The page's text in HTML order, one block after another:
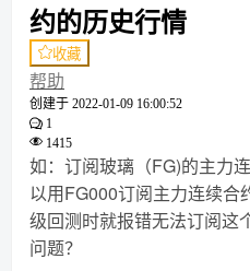
约的历史行情
收藏
帮助
创建于 2022-01-09 16:00:52
1
1415
如：订阅玻璃（FG)的主力
以用FG000订阅主力连续合
级回测时就报错无法订阅这
问题？